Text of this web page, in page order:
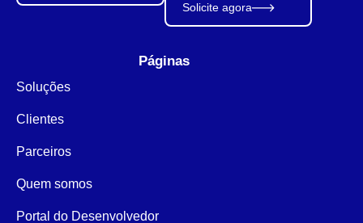
Solicite agora
Páginas
Soluções
Clientes
Parceiros
Quem somos
Portal do Desenvolvedor